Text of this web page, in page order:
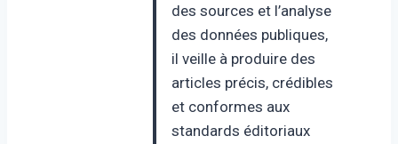
des sources et l’analyse
des données publiques,
il veille à produire des
articles précis, crédibles
et conformes aux
standards éditoriaux